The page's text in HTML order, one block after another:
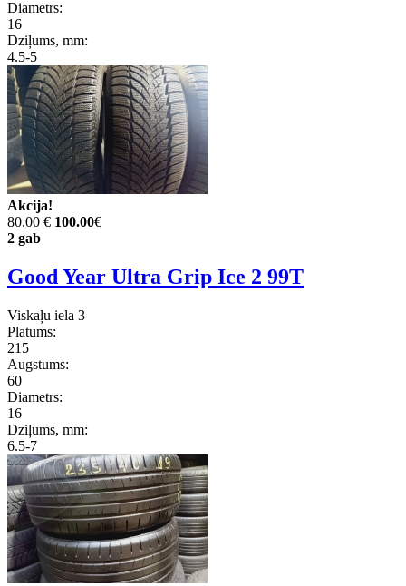
Diametrs:
16
Dziļums, mm:
4.5-5
Akcija!
80.00 € 100.00€
2 gab
Good Year Ultra Grip Ice 2 99T
Viskaļu iela 3
Platums:
215
Augstums:
60
Diametrs:
16
Dziļums, mm:
6.5-7